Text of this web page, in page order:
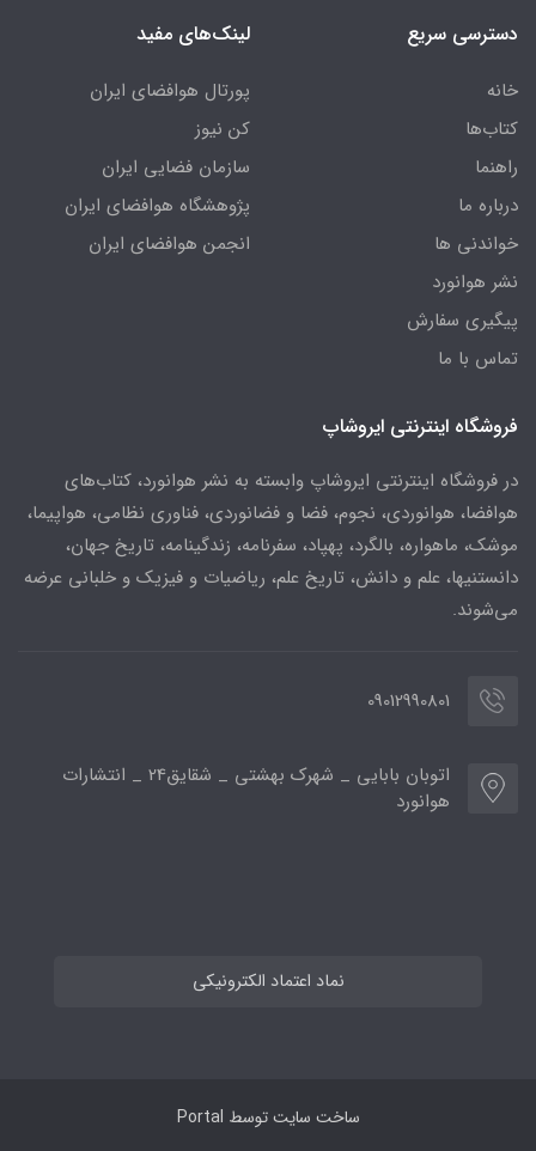
دسترسی سریع
خانه
کتاب‌ها
راهنما
درباره ما
خواندنی ها
نشر هوانورد
پیگیری سفارش
تماس با ما
لینک‌های مفید
پورتال هوافضای ایران
کن نیوز
سازمان فضایی ایران
پژوهشگاه هوافضای ایران
انجمن هوافضای ایران
فروشگاه اینترنتی ایروشاپ
در فروشگاه اینترنتی ایروشاپ وابسته به نشر هوانورد، کتاب‌های
هوافضا، هوانوردی، نجوم، فضا و فضانوردی، فناوری نظامی، هواپیما،
موشک، ماهواره، بالگرد، پهپاد، سفرنامه، زندگینامه، تاریخ جهان،
دانستنیها، علم و دانش، تاریخ علم، ریاضیات و فیزیک و خلبانی عرضه
می‌شوند.
09012990801
اتوبان بابایی _ شهرک بهشتی _ شقایق24 _ انتشارات
هوانورد
نماد اعتماد الکترونیکی
ساخت سایت توسط Portal